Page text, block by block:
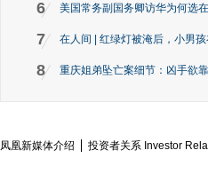
6 美国常务副国务卿访华为何选
7 在人间 | 红绿灯被淹后，小男
8 重庆姐弟坠亡案细节：凶手欲
凤凰新媒体介绍 投资者关系 Investor